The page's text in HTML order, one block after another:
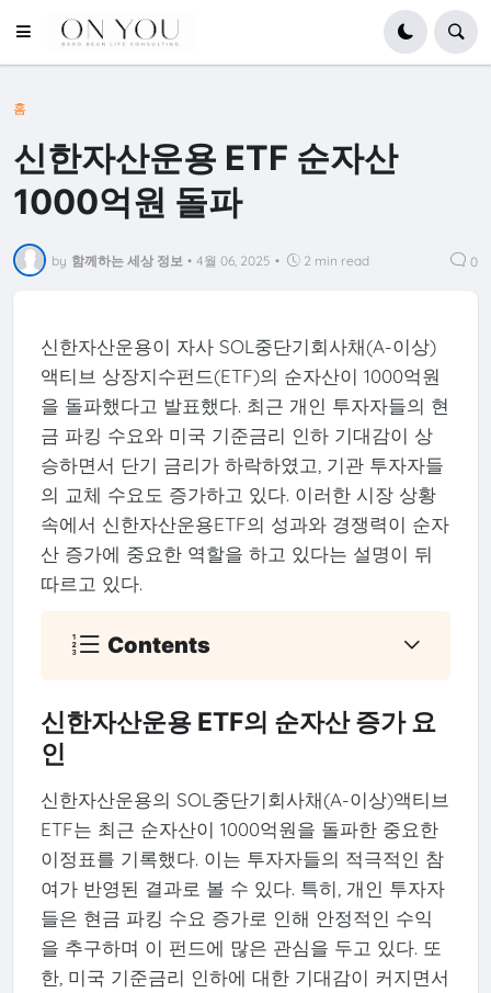
홈
신한자산운용 ETF 순자산
1000억원 돌파
by 함께하는 세상 정보 • 4월 06, 2025 • 2 min read 0
신한자산운용이 자사 SOL중단기회사채(A-이상)
액티브 상장지수펀드(ETF)의 순자산이 1000억원
을 돌파했다고 발표했다. 최근 개인 투자자들의 현
금 파킹 수요와 미국 기준금리 인하 기대감이 상
승하면서 단기 금리가 하락하였고, 기관 투자자들
의 교체 수요도 증가하고 있다. 이러한 시장 상황
속에서 신한자산운용ETF의 성과와 경쟁력이 순자
산 증가에 중요한 역할을 하고 있다는 설명이 뒤
따르고 있다.
Contents
신한자산운용 ETF의 순자산 증가 요
인
신한자산운용의 SOL중단기회사채(A-이상)액티브
ETF는 최근 순자산이 1000억원을 돌파한 중요한
이정표를 기록했다. 이는 투자자들의 적극적인 참
여가 반영된 결과로 볼 수 있다. 특히, 개인 투자자
들은 현금 파킹 수요 증가로 인해 안정적인 수익
을 추구하며 이 펀드에 많은 관심을 두고 있다. 또
한, 미국 기준금리 인하에 대한 기대감이 커지면서